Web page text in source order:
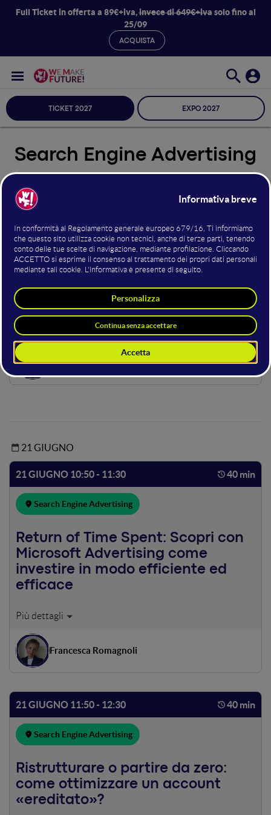
Full Ticket in offerta a 89€+iva,invece di 649€+ivasolo fino al
25/09
ACQUISTA
TICKET 2027 EXPO 2027
Search Engine Advertising
Seleziona Sala
Search Engine
Advertising
Hosting della sala
Head of Strategy
21 GIUGNO
21 GIUGNO 10:50 - 11:30 40 min
Search Engine Advertising
Return of Time Spent: Scopri con
Microsoft Advertising come
investire in modo efficiente ed
efficace
Vedremo insieme alcune strategie e le ultime novità del
investire in maniera efficiente ed efficace per raggiungere
la vostra audience e i vostri obiettivi.
Francesca Romagnoli
21 GIUGNO 11:50 - 12:30 40 min
Search Engine Advertising
Ristrutturare o partire da zero:
come ottimizzare un account
«ereditato»?